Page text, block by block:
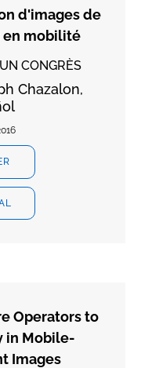
d'images de
en mobilité
CONGRÈS
Chazalon,
Operators to
in Mobile-
Images